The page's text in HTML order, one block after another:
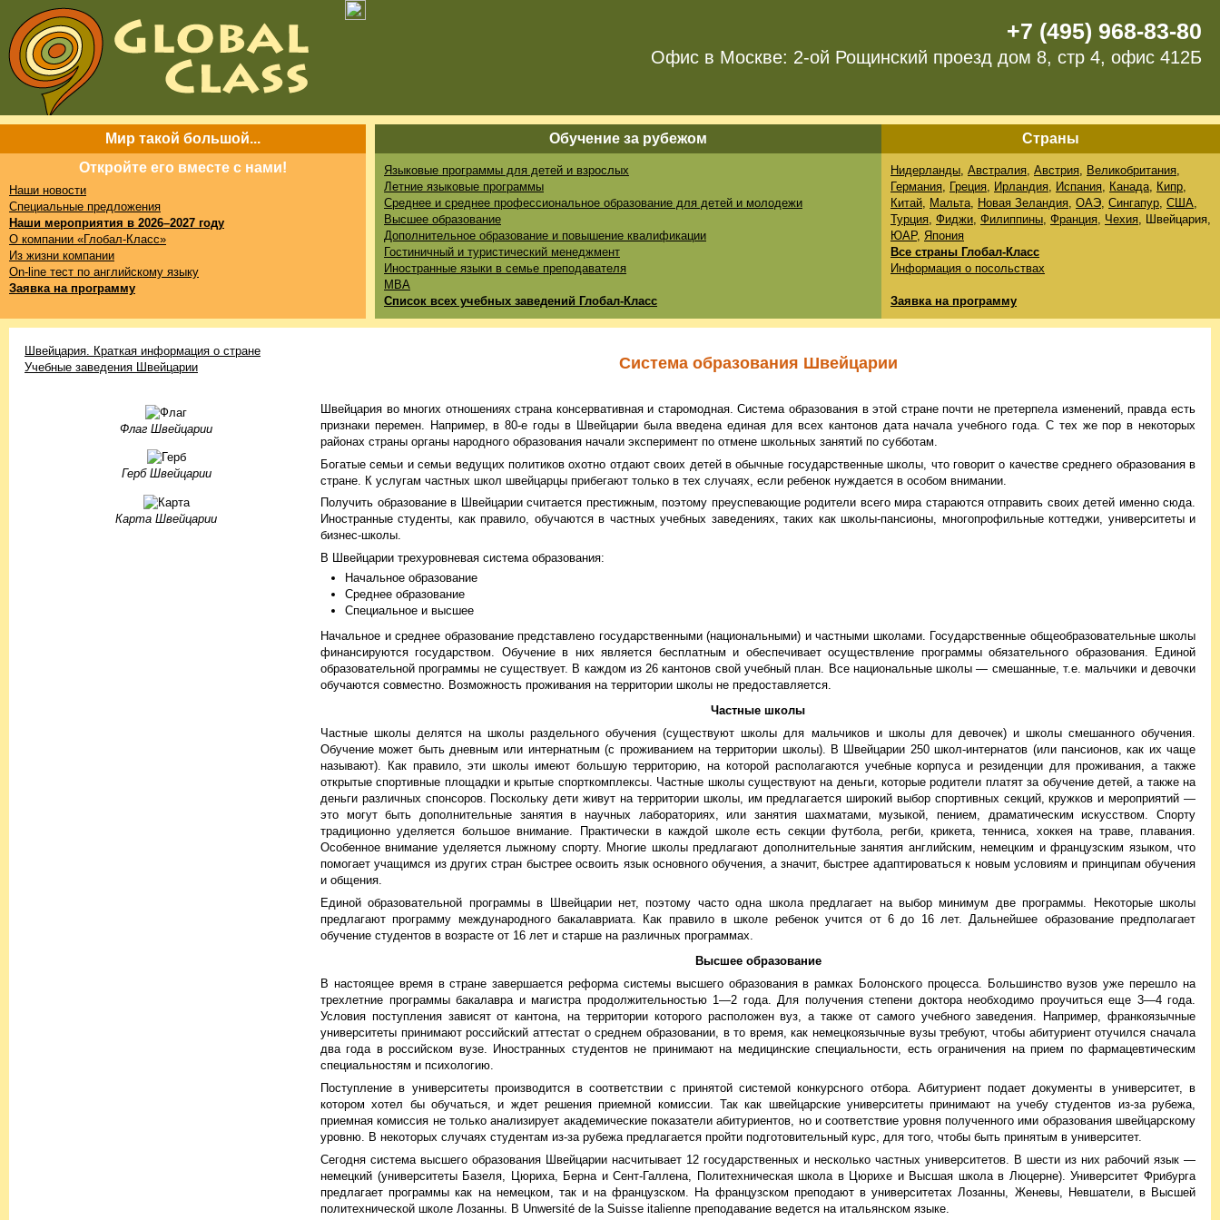
+7 (495) 968-83-80
Офис в Москве: 2-ой Рощинский проезд дом 8, стр 4, офис 412Б
Мир такой большой...
Откройте его вместе с нами!
Наши новости
Специальные предложения
Наши мероприятия в 2026–2027 году
О компании «Глобал-Класс»
Из жизни компании
On-line тест по английскому языку
Заявка на программу
Обучение за рубежом Страны
Языковые программы для детей и взрослых
Летние языковые программы
Среднее и среднее профессиональное образование для детей и молодежи
Высшее образование
Дополнительное образование и повышение квалификации
Гостиничный и туристический менеджмент
Иностранные языки в семье преподавателя
MBA
Список всех учебных заведений Глобал-Класс
Нидерланды, Австралия, Австрия, Великобритания,
Германия, Греция, Ирландия, Испания, Канада, Кипр,
Китай, Мальта, Новая Зеландия, ОАЭ, Сингапур, США,
Турция, Фиджи, Филиппины, Франция, Чехия, Швейцария,
ЮАР, Япония
Все страны Глобал-Класс
Информация о посольствах
Заявка на программу
Швейцария. Краткая информация о стране
Учебные заведения Швейцарии
Флаг Швейцарии
Герб Швейцарии
Карта Швейцарии
Система образования Швейцарии
Швейцария во многих отношениях страна консервативная и старомодная. Система образования в этой стране почти не претерпела изменений, правда есть
признаки перемен. Например, в 80-е годы в Швейцарии была введена единая для всех кантонов дата начала учебного года. С тех же пор в некоторых
районах страны органы народного образования начали эксперимент по отмене школьных занятий по субботам.
Богатые семьи и семьи ведущих политиков охотно отдают своих детей в обычные государственные школы, что говорит о качестве среднего образования в
стране. К услугам частных школ швейцарцы прибегают только в тех случаях, если ребенок нуждается в особом внимании.
Получить образование в Швейцарии считается престижным, поэтому преуспевающие родители всего мира стараются отправить своих детей именно сюда.
Иностранные студенты, как правило, обучаются в частных учебных заведениях, таких как школы-пансионы, многопрофильные коттеджи, университеты и
бизнес-школы.
В Швейцарии трехуровневая система образования:
Начальное образование
Среднее образование
Специальное и высшее
Начальное и среднее образование представлено государственными (национальными) и частными школами. Государственные общеобразовательные школы
финансируются государством. Обучение в них является бесплатным и обеспечивает осуществление программы обязательного образования. Единой
образовательной программы не существует. В каждом из 26 кантонов свой учебный план. Все национальные школы — смешанные, т.е. мальчики и девочки
обучаются совместно. Возможность проживания на территории школы не предоставляется.
Частные школы
Частные школы делятся на школы раздельного обучения (существуют школы для мальчиков и школы для девочек) и школы смешанного обучения.
Обучение может быть дневным или интернатным (с проживанием на территории школы). В Швейцарии 250 школ-интернатов (или пансионов, как их чаще
называют). Как правило, эти школы имеют большую территорию, на которой располагаются учебные корпуса и резиденции для проживания, а также
открытые спортивные площадки и крытые спорткомплексы. Частные школы существуют на деньги, которые родители платят за обучение детей, а также на
деньги различных спонсоров. Поскольку дети живут на территории школы, им предлагается широкий выбор спортивных секций, кружков и мероприятий —
это могут быть дополнительные занятия в научных лабораториях, или занятия шахматами, музыкой, пением, драматическим искусством. Спорту
традиционно уделяется большое внимание. Практически в каждой школе есть секции футбола, регби, крикета, тенниса, хоккея на траве, плавания.
Особенное внимание уделяется лыжному спорту. Многие школы предлагают дополнительные занятия английским, немецким и французским языком, что
помогает учащимся из других стран быстрее освоить язык основного обучения, а значит, быстрее адаптироваться к новым условиям и принципам обучения
и общения.
Единой образовательной программы в Швейцарии нет, поэтому часто одна школа предлагает на выбор минимум две программы. Некоторые школы
предлагают программу международного бакалавриата. Как правило в школе ребенок учится от 6 до 16 лет. Дальнейшее образование предполагает
обучение студентов в возрасте от 16 лет и старше на различных программах.
Высшее образование
В настоящее время в стране завершается реформа системы высшего образования в рамках Болонского процесса. Большинство вузов уже перешло на
трехлетние программы бакалавра и магистра продолжительностью 1—2 года. Для получения степени доктора необходимо проучиться еще 3—4 года.
Условия поступления зависят от кантона, на территории которого расположен вуз, а также от самого учебного заведения. Например, франкоязычные
университеты принимают российский аттестат о среднем образовании, в то время, как немецкоязычные вузы требуют, чтобы абитуриент отучился сначала
два года в российском вузе. Иностранных студентов не принимают на медицинские специальности, есть ограничения на прием по фармацевтическим
специальностям и психологию.
Поступление в университеты производится в соответствии с принятой системой конкурсного отбора. Абитуриент подает документы в университет, в
котором хотел бы обучаться, и ждет решения приемной комиссии. Так как швейцарские университеты принимают на учебу студентов из-за рубежа,
приемная комиссия не только анализирует академические показатели абитуриентов, но и соответствие уровня полученного ими образования швейцарскому
уровню. В некоторых случаях студентам из-за рубежа предлагается пройти подготовительный курс, для того, чтобы быть принятым в университет.
Сегодня система высшего образования Швейцарии насчитывает 12 государственных и несколько частных университетов. В шести из них рабочий язык —
немецкий (университеты Базеля, Цюриха, Берна и Сент-Галлена, Политехническая школа в Цюрихе и Высшая школа в Люцерне). Университет Фрибурга
предлагает программы как на немецком, так и на французском. На французском преподают в университетах Лозанны, Женевы, Невшатели, в Высшей
политехнической школе Лозанны. В Unwersité de la Suisse italienne преподавание ведется на итальянском языке.